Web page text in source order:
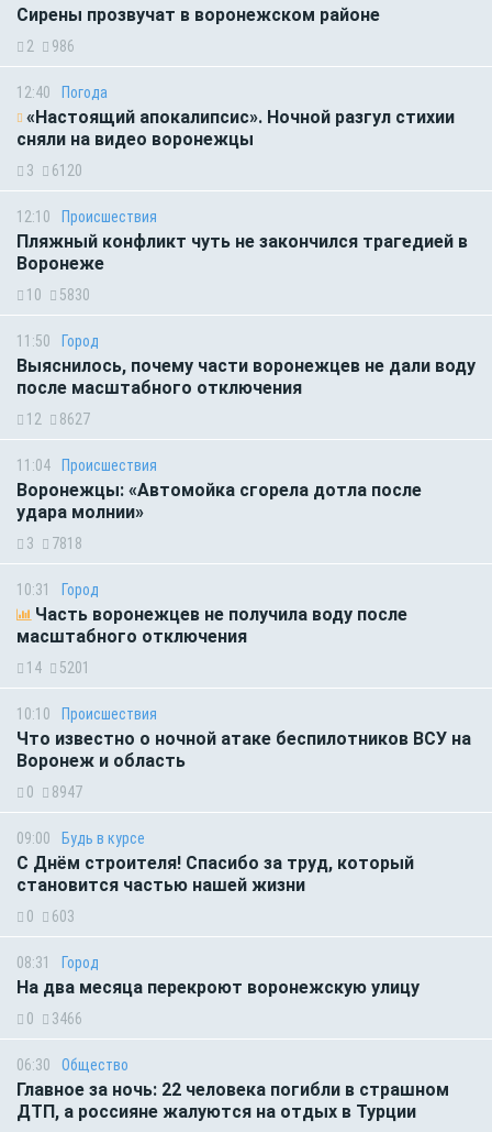
Сирены прозвучат в воронежском районе
2 986
12:40 Погода
«Настоящий апокалипсис». Ночной разгул стихии
сняли на видео воронежцы
3 6120
12:10 Происшествия
Пляжный конфликт чуть не закончился трагедией в
Воронеже
10 5830
11:50 Город
Выяснилось, почему части воронежцев не дали воду
после масштабного отключения
12 8627
11:04 Происшествия
Воронежцы: «Автомойка сгорела дотла после
удара молнии»
3 7818
10:31 Город
Часть воронежцев не получила воду после
масштабного отключения
14 5201
10:10 Происшествия
Что известно о ночной атаке беспилотников ВСУ на
Воронеж и область
0 8947
09:00 Будь в курсе
С Днём строителя! Спасибо за труд, который
становится частью нашей жизни
0 603
08:31 Город
На два месяца перекроют воронежскую улицу
0 3466
06:30 Общество
Главное за ночь: 22 человека погибли в страшном
ДТП, а россияне жалуются на отдых в Турции